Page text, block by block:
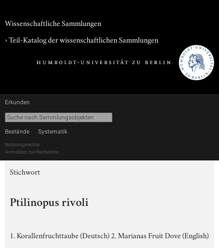
Wissenschaftliche Sammlungen
› Teil-Katalog der wissenschaftlichen Sammlungen
Erkunden
Bestände Systematik
Nutzungsrechte
Anmelden zur Recherche
Stichwort
Ptilinopus rivoli
1. Korallenfruchttaube (Deutsch) 2. Marianas Fruit Dove (English)